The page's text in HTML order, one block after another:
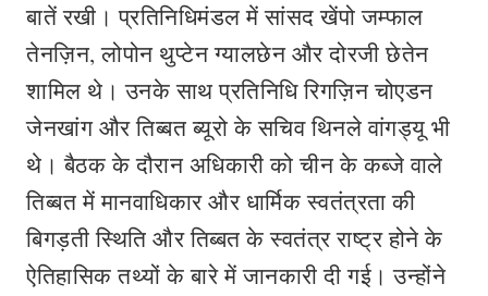
बातें रखी। प्रतिनिधिमंडल में सांसद खेंपो जम्फाल
तेनज़िन, लोपोन थुप्टेन ग्यालछेन और दोरजी छेतेन
शामिल थे। उनके साथ प्रतिनिधि रिगज़िन चोएडन
जेनखांग और तिब्बत ब्यूरो के सचिव थिनले वांगड्यू भी
थे। बैठक के दौरान अधिकारी को चीन के कब्जे वाले
तिब्बत में मानवाधिकार और धार्मिक स्वतंत्रता की
बिगड़ती स्थिति और तिब्बत के स्वतंत्र राष्ट्र होने के
ऐतिहासिक तथ्यों के बारे में जानकारी दी गई। उन्होंने